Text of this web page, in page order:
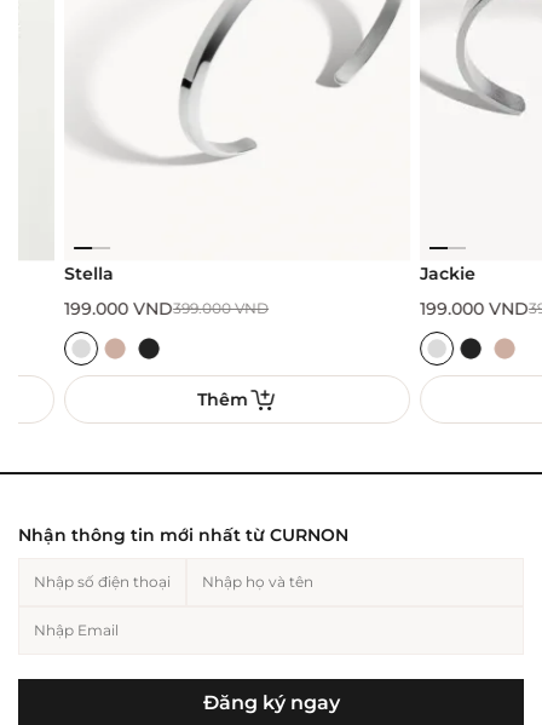
Stella
399.000VND
199.000VND
Thêm
Jackie
199.000VND
Nhận thông tin mới nhất từ CURNON
Đăng ký ngay